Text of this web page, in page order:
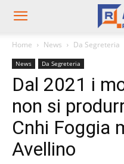
Home News Da Segreteria
News Da Segreteria
Dal 2021 i
non si
Cnhi Foggia
Avellino